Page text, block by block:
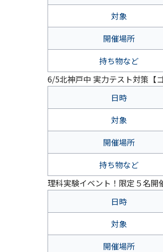
対象
開催場所
持ち物など
6/5北神戸中 実力テスト対策【
日時
対象
開催場所
持ち物など
理科実験イベント！限定５名開
日時
対象
開催場所